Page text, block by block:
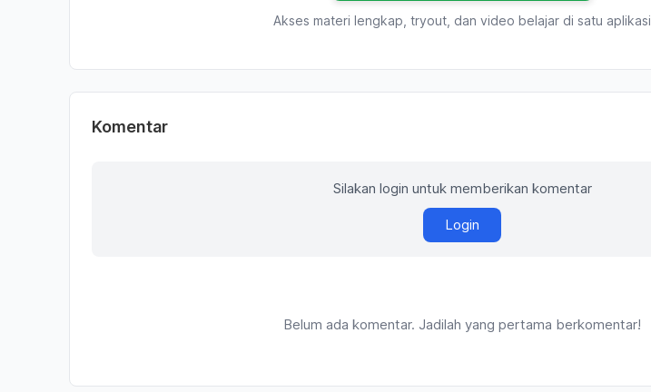
Akses materi lengkap, tryout, dan video belajar di satu aplikasi
Komentar
Silakan login untuk memberikan komentar
Login
Belum ada komentar. Jadilah yang pertama berkomentar!